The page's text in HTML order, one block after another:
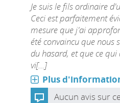
Je suis le fils ordinaire
Ceci est parfaitement
mesure que j'ai
été convaincu que nous
du hasard, et que ce
vi[...]
Plus
Aucun avis sur